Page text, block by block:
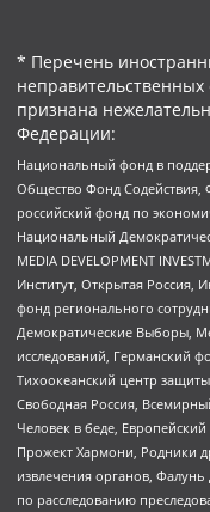
* Перечень
неправительственных
признана
Федерации:
Национальный фонд в
Общество Фонд Содействия,
российский фонд по
Национальный
MEDIA DEVELOPMENT
Институт, Открытая Россия,
фонд регионального
Демократические Выборы,
исследований, Германский
Тихоокеанский центр
Свободная Россия,
Человек в беде,
Прожект Хармони, Родники
извлечения органов,
по расследованию